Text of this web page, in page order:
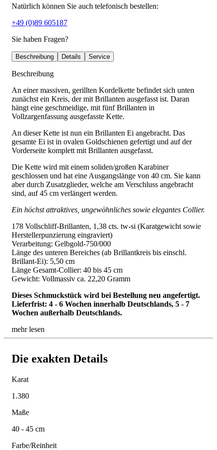
Natürlich können Sie auch telefonisch bestellen:
+49 (0)89 605187
Sie haben Fragen?
Beschreibung Details Service
Beschreibung
An einer massiven, gerillten Kordelkette befindet sich unten
zunächst ein Kreis, der mit Brillanten ausgefasst ist. Daran
hängt eine geschmeidige, mit fünf Brillanten in
Vollzargenfassung ausgefasste Kette.
An dieser Kette ist nun ein Brillanten Ei angebracht. Das
gesamte Ei ist in ovalen Goldschienen gefertigt und auf der
Vorderseite komplett mit Brillanten ausgefasst.
Die Kette wird mit einem soliden/großen Karabiner
geschlossen und hat eine Ausgangslänge von 40 cm. Sie kann
aber durch Zusatzglieder, welche am Verschluss angebracht
sind, auf 45 cm verlängert werden.
Ein höchst attraktives, ungewöhnliches sowie elegantes Collier.
178 Vollschliff-Brillanten, 1,38 cts. tw-si (Karatgewicht sowie
Herstellerpunzierung eingraviert)
Verarbeitung: Gelbgold-750/000
Länge des unteren Bereiches (ab Brillantkreis bis einschl.
Brillant-Ei): 5,50 cm
Länge Gesamt-Collier: 40 bis 45 cm
Gewicht: Vollmassiv ca. 22,20 Gramm
Dieses Schmuckstück wird bei Bestellung neu angefertigt.
Lieferfrist: 4 - 6 Wochen innerhalb Deutschlands, 5 - 7
Wochen außerhalb Deutschlands.
mehr lesen
Die exakten Details
Karat
1.380
Maße
40 - 45 cm
Farbe/Reinheit